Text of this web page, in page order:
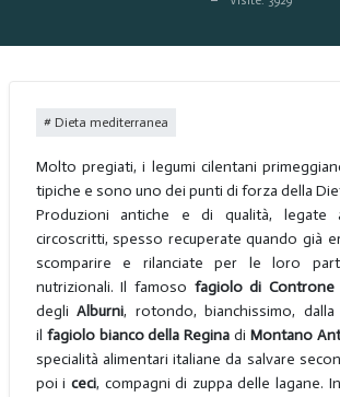
Dieta mediterranea
Molto pregiati, i legumi cilentani
tipiche e sono uno dei punti di forza della
Produzioni antiche e di qualità, legate
circoscritti, spesso recuperate quando già
scomparire e rilanciate per le loro
nutrizionali. Il famoso fagiolo di Controne
degliAlburni, rotondo, bianchissimo,
il fagiolo bianco della Regina di Montano
specialità alimentari italiane da salvare
poi iceci, compagni di zuppa delle lagane.